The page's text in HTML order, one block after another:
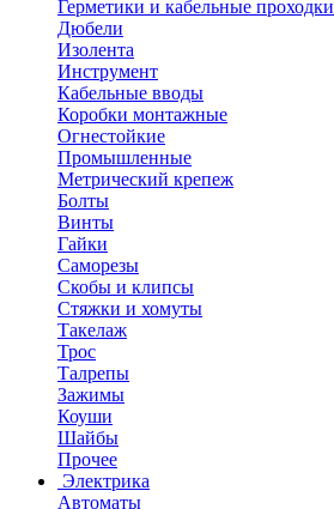
Герметики и кабельные проходки
Дюбели
Изолента
Инструмент
Кабельные вводы
Коробки монтажные
Огнестойкие
Промышленные
Метрический крепеж
Болты
Винты
Гайки
Саморезы
Скобы и клипсы
Стяжки и хомуты
Такелаж
Трос
Талрепы
Зажимы
Коуши
Шайбы
Прочее
Электрика
Автоматы